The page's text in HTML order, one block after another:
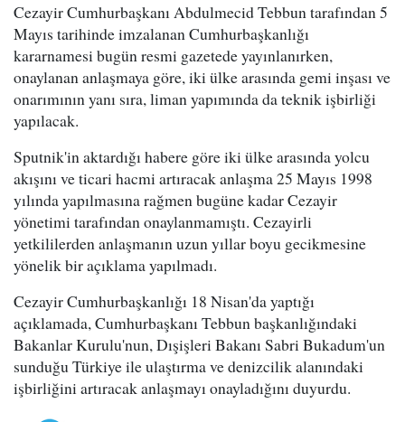
Cezayir Cumhurbaşkanı Abdulmecid Tebbun tarafından 5
Mayıs tarihinde imzalanan Cumhurbaşkanlığı
kararnamesi bugün resmi gazetede yayınlanırken,
onaylanan anlaşmaya göre, iki ülke arasında gemi inşası ve
onarımının yanı sıra, liman yapımında da teknik işbirliği
yapılacak.
Sputnik'in aktardığı habere göre iki ülke arasında yolcu
akışını ve ticari hacmi artıracak anlaşma 25 Mayıs 1998
yılında yapılmasına rağmen bugüne kadar Cezayir
yönetimi tarafından onaylanmamıştı. Cezayirli
yetkililerden anlaşmanın uzun yıllar boyu gecikmesine
yönelik bir açıklama yapılmadı.
Cezayir Cumhurbaşkanlığı 18 Nisan'da yaptığı
açıklamada, Cumhurbaşkanı Tebbun başkanlığındaki
Bakanlar Kurulu'nun, Dışişleri Bakanı Sabri Bukadum'un
sunduğu Türkiye ile ulaştırma ve denizcilik alanındaki
işbirliğini artıracak anlaşmayı onayladığını duyurdu.